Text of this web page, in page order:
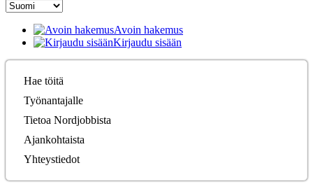
Avoin hakemus
Kirjaudu sisään
Hae töitä
Työnantajalle
Tietoa Nordjobbista
Ajankohtaista
Yhteystiedot